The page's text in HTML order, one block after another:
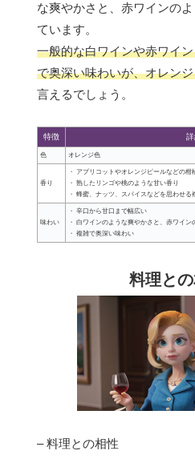
な爽やかさと、赤ワインの
ています。
一般的な白ワインや赤ワイ
で奥深い味わいが、オレン
言えるでしょう。
特徴
色 オレンジ色
香り
・ アプリコットやオレンジピールなどの柑
・ 熟したリンゴや桃のような甘い香り
・ 蜂蜜、ナッツ、スパイスなどを思わせる
味わい
・ 辛口から甘口まで幅広い
・ 白ワインのような爽やかさと、赤ワイ
・ 複雑で奥深い味わい
料理と
– 料理との相性